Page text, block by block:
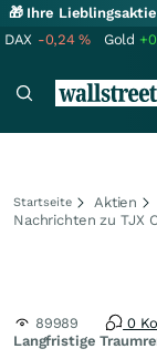
🎁 Ihre
DAX -0,24% Gold
Startseite Aktien
Nachrichten zu TJX
Langfristige
89989 0